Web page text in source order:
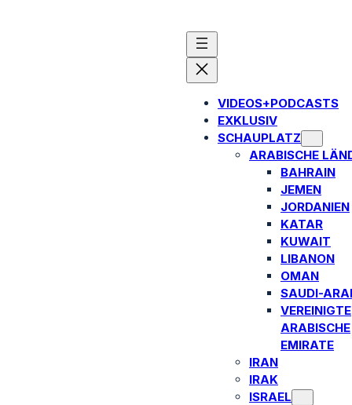
VIDEOS+PODCASTS
EXKLUSIV
SCHAUPLATZ
ARABISCHE
BAHRAIN
JEMEN
JORDANIEN
KATAR
KUWAIT
LIBANON
OMAN
SAUDI-
VEREINIGTE
ARABISCHE
EMIRATE
IRAN
IRAK
ISRAEL